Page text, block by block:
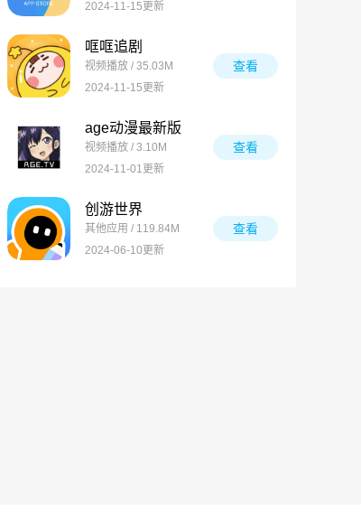
2024-11-15更新
哐哐追剧
视频播放 / 35.03M
2024-11-15更新
查看
age动漫最新版
视频播放 / 3.10M
2024-11-01更新
查看
创游世界
其他应用 / 119.84M
2024-06-10更新
查看